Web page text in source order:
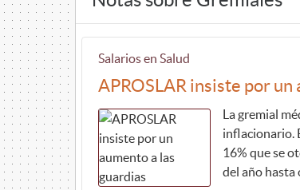
Salarios en Salud
APROSLAR insiste por un
La gremial
inflacionario.
16% que se
del año hasta